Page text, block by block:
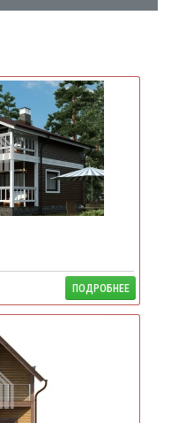
ПОДРОБНЕЕ